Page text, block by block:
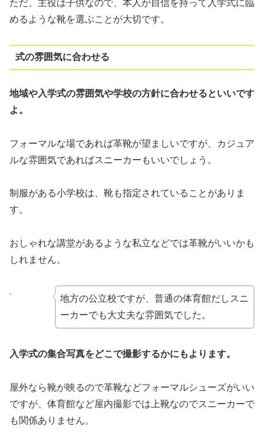
ただ、主役は子供なので、本人が自信を持って入学式に臨
めるような靴を選ぶことが大切です。
式の雰囲気に合わせる
地域や入学式の雰囲気や学校の方針に合わせるといいです
よ。
フォーマルな場であれば革靴が望ましいですが、カジュア
ルな雰囲気であればスニーカーもいいでしょう。
制服がある小学校は、靴も指定されていることがありま
す。
おしゃれな講堂があるような私立などでは革靴がいいかも
しれません。
地方の公立校ですが、普通の体育館だしスニ
ーカーでも大丈夫な雰囲気でした。
入学式の集合写真をどこで撮影するかにもよります。
屋外なら靴が映るので革靴などフォーマルシューズがいい
ですが、体育館など屋内撮影では上靴なのでスニーカーで
も関係ありません。